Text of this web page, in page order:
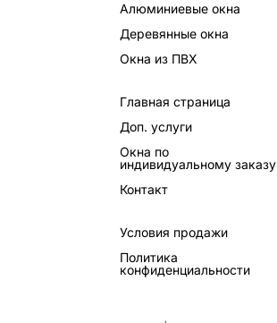
Алюминиевые окна
Деревянные окна
Окна из ПВХ
Главная страница
Доп. услуги
Окна по
индивидуальному заказу
Контакт
Условия продажи
Политика
конфиденциальности